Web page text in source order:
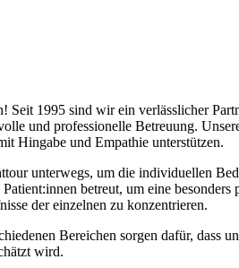
1995 sind wir ein verlässlicher
und professionelle Betreuung.
Hingabe und Empathie unterstützen.
unterwegs, um die individuellen
betreut, um eine
der einzelnen zu konzentrieren.
Bereichen sorgen dafür, dass
wird.